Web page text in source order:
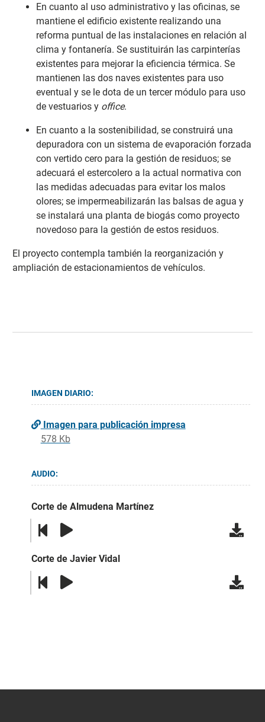
En cuanto al uso administrativo y las oficinas, se
mantiene el edificio existente realizando una
reforma puntual de las instalaciones en relación al
clima y fontanería. Se sustituirán las carpinterías
existentes para mejorar la eficiencia térmica. Se
mantienen las dos naves existentes para uso
eventual y se le dota de un tercer módulo para uso
de vestuarios y office.
En cuanto a la sostenibilidad, se construirá una
depuradora con un sistema de evaporación forzada
con vertido cero para la gestión de residuos; se
adecuará el estercolero a la actual normativa con
las medidas adecuadas para evitar los malos
olores; se impermeabilizarán las balsas de agua y
se instalará una planta de biogás como proyecto
novedoso para la gestión de estos residuos.
El proyecto contempla también la reorganización y
ampliación de estacionamientos de vehículos.
IMAGEN DIARIO:
Imagen para publicación impresa
578 Kb
AUDIO:
Corte de Almudena Martínez
Corte de Javier Vidal